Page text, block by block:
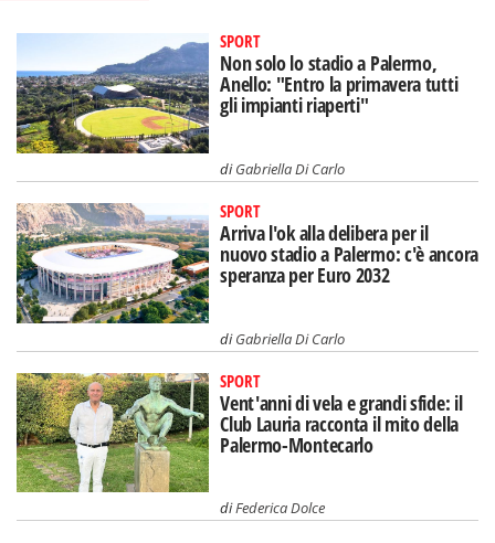
SPORT
Non solo lo stadio a Palermo,
Anello: "Entro la primavera tutti
gli impianti riaperti"
diGabriella Di Carlo
SPORT
Arriva l'ok alla delibera per il
nuovo stadio a Palermo: c'è ancora
speranza per Euro 2032
diGabriella Di Carlo
SPORT
Vent'anni di vela e grandi sfide: il
Club Lauria racconta il mito della
Palermo-Montecarlo
diFederica Dolce